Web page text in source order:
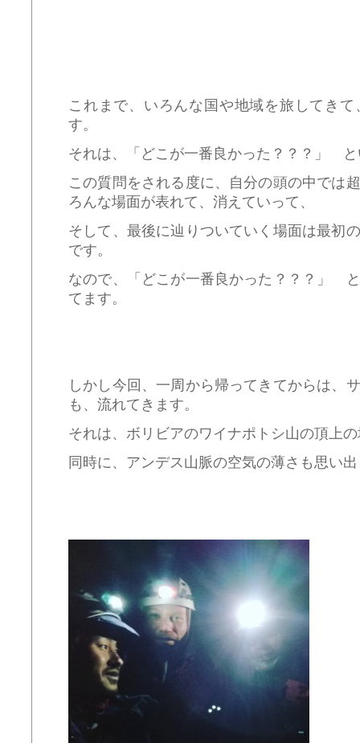
これまで、いろんな国や地域を旅してき
す。
それは、「どこが一番良かった？？？」
この質問をされる度に、自分の頭の中では
ろんな場面が表れて、消えていって、
そして、最後に辿りついていく場面は最初
です。
なので、「どこが一番良かった？？？」
てます。
しかし今回、一周から帰ってきてからは、
も、流れてきます。
それは、ボリビアのワイナポトシ山の頂上
同時に、アンデス山脈の空気の薄さも思い